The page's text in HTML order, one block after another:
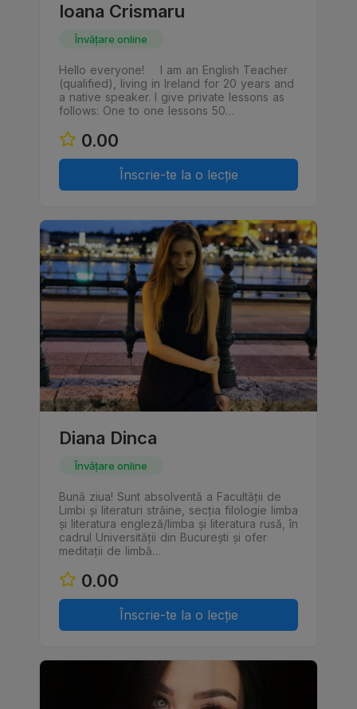
Ioana Crismaru
Învățare online
Hello everyone! I am an English Teacher
(qualified), living in Ireland for 20 years and
a native speaker. I give private lessons as
follows: One to one lessons 50…
0.00
Înscrie-te la o lecție
Diana Dinca
Învățare online
Bună ziua! Sunt absolventă a Facultății de
Limbi și literaturi străine, secția filologie limba
și literatura engleză/limba și literatura rusă, în
cadrul Universității din București și ofer
meditații de limbă…
0.00
Înscrie-te la o lecție